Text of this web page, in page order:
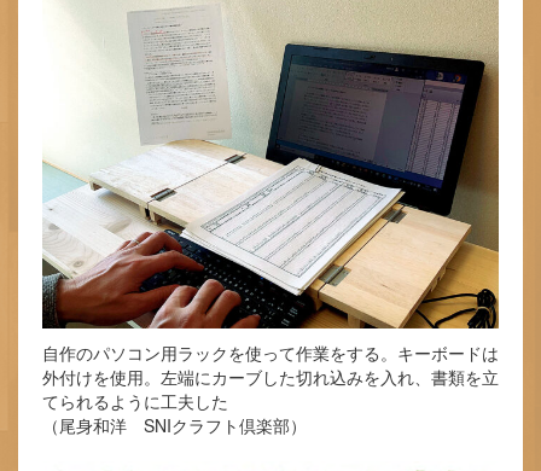
自作のパソコン用ラックを使って作業をする。キーボードは
外付けを使用。左端にカーブした切れ込みを入れ、書類を立
てられるように工夫した
（尾身和洋 SNIクラフト倶楽部）